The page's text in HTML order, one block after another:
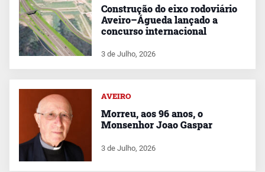
Construção do eixo rodoviário
Aveiro–Águeda lançado a
concurso internacional
3 de Julho, 2026
AVEIRO
Morreu, aos 96 anos, o
Monsenhor Joao Gaspar
3 de Julho, 2026